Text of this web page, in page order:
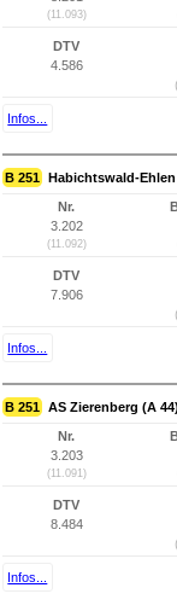
(11.093)
DTV
4.586
Infos...
B 251 Habichtswald-
Nr.
3.202
(11.092)
DTV
7.906
Infos...
B 251 AS Zierenberg (A
Nr.
3.203
(11.091)
DTV
8.484
Infos...